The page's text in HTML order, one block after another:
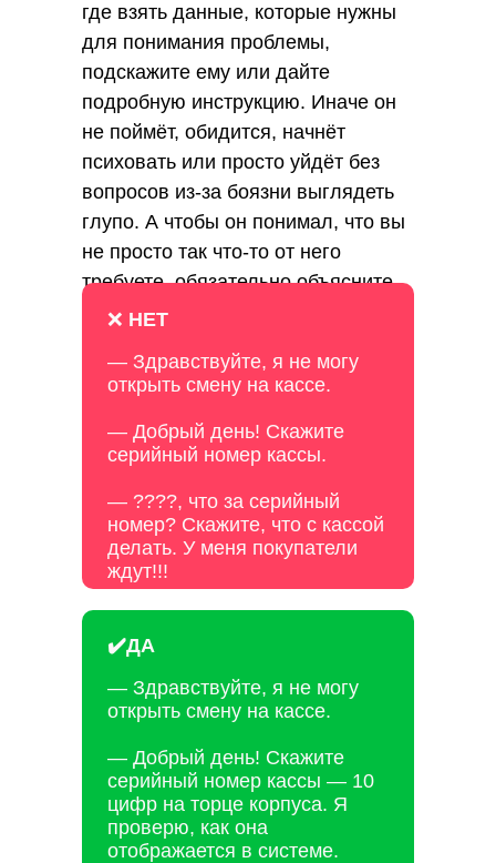
где взять данные, которые нужны
для понимания проблемы,
подскажите ему или дайте
подробную инструкцию. Иначе он
не поймёт, обидится, начнёт
психовать или просто уйдёт без
вопросов из-за боязни выглядеть
глупо. А чтобы он понимал, что вы
не просто так что-то от него
требуете, обязательно объясните
клиенту, для чего эта информация
— Здравствуйте, я не могу
открыть смену на кассе.
— Добрый день! Скажите
серийный номер кассы.
— ????, что за серийный
номер? Скажите, что с кассой
делать. У меня покупатели
ждут!!!
❌ НЕТ
✔️ДА
— Здравствуйте, я не могу
открыть смену на кассе.
— Добрый день! Скажите
серийный номер кассы — 10
цифр на торце корпуса. Я
проверю, как она
отображается в системе.